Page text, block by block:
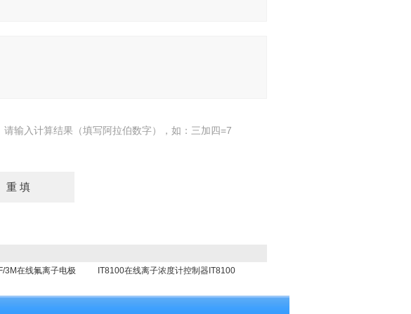
请输入计算结果（填写阿拉伯数字），如：三加四=7
3M在线氟离子电极 IT8100在线离子浓度计控制器IT8100